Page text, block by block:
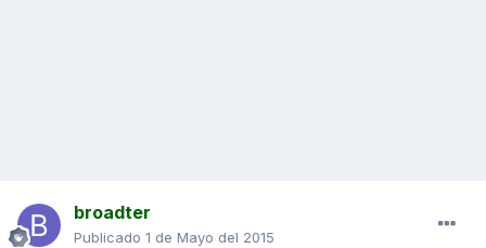
broadter
Publicado 1 de Mayo del 2015